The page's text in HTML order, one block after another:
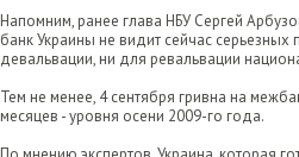
Напомним, ранее глава НБУ Сергей
банк Украины не видит сейчас
девальвации, ни для ревальвации
Тем не менее, 4 сентября гривна на
месяцев - уровня осени 2009-го года.